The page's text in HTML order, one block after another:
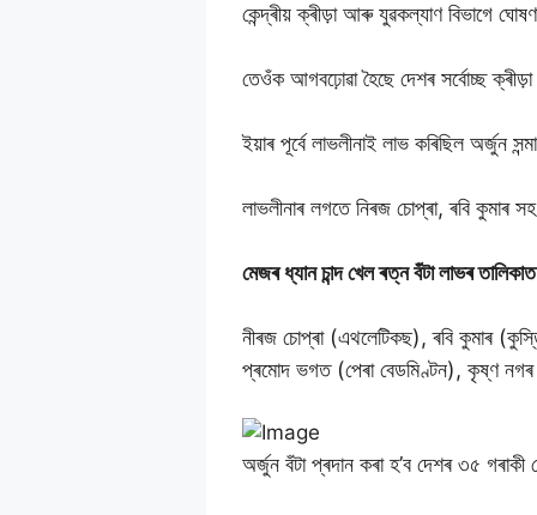
কেন্দ্ৰীয় ক্ৰীড়া আৰু যুৱকল্যাণ বিভাগে
তেওঁক আগবঢ়োৱা হৈছে দেশৰ সৰ্বোচ্ছ ক্ৰীড়া
ইয়াৰ পূৰ্বে লাভলীনাই লাভ কৰিছিল অৰ্জুন
লাভলীনাৰ লগতে নিৰজ চোপ্ৰা, ৰবি কুমাৰ
মেজৰ ধ্যান চান্দ খেল ৰত্ন বঁটা লাভৰ
নীৰজ চোপ্ৰা (এথলেটিকছ), ৰবি কুমাৰ
প্ৰমোদ ভগত (পেৰা বেডমিণ্টন), কৃষ্ণ নগৰ
অৰ্জুন বঁটা প্ৰদান কৰা হ’ব দেশৰ ৩৫ গৰাকী